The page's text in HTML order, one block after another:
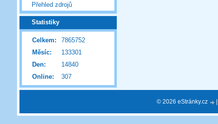
Přehled zdrojů
Statistiky
Online: 307
Celkem:
7865752
Měsíc:
133301
Den:
14840
© 2026 eStránky.cz